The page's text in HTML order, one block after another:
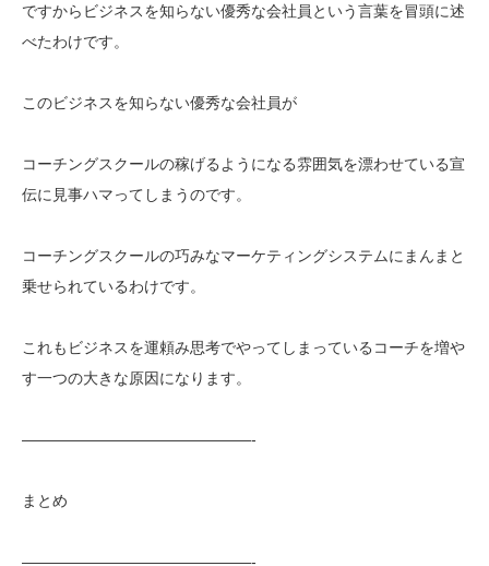
ですからビジネスを知らない優秀な会社員という言葉を冒頭に述
べたわけです。
このビジネスを知らない優秀な会社員が
コーチングスクールの稼げるようになる雰囲気を漂わせている宣
伝に見事ハマってしまうのです。
コーチングスクールの巧みなマーケティングシステムにまんまと
乗せられているわけです。
これもビジネスを運頼み思考でやってしまっているコーチを増や
す一つの大きな原因になります。
———————————————-
まとめ
———————————————-